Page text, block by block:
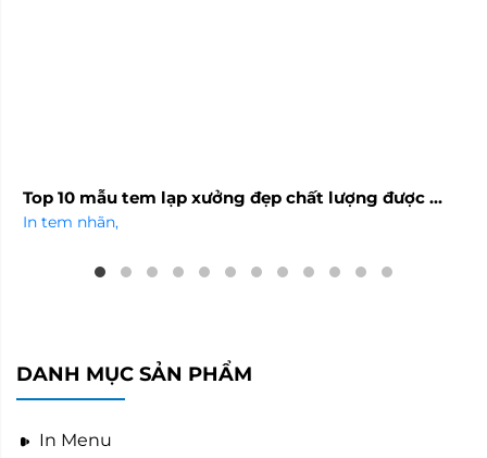
Top 10 mẫu tem lạp xưởng đẹp chất lượng được ...
In tem nhãn,
DANH MỤC SẢN PHẨM
In Menu